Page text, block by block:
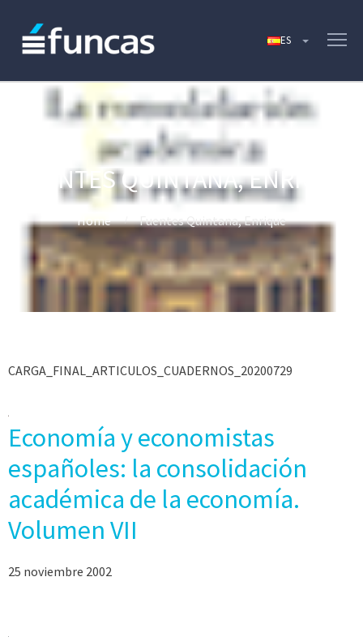
FUENTES QUINTANA, ENRIQUE
Home Fuentes Quintana, Enrique
CARGA_FINAL_ARTICULOS_CUADERNOS_20200729
Economía y economistas
españoles: la consolidación
académica de la economía.
Volumen VII
25 noviembre 2002